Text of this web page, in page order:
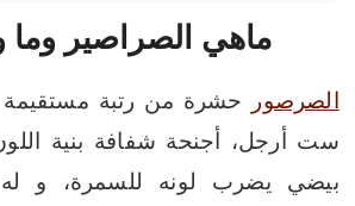
ماهي الصراصير وما
الصرصور
حشرة من رتبة مستقيمة
ست أرجل، أجنحة شفافة بنية
بيضي يضرب لونه للسمرة، و له